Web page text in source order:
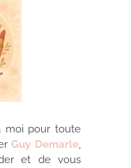
moi pour toute
Guy Demarle,
et de vous